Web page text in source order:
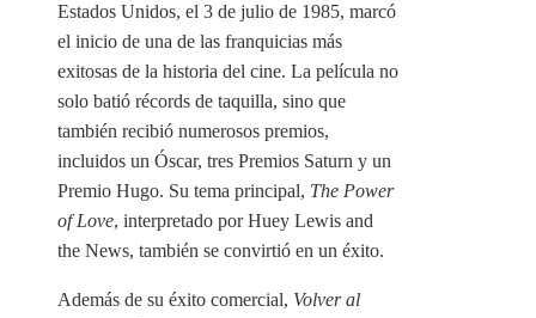
Estados Unidos, el 3 de julio de 1985, marcó
el inicio de una de las franquicias más
exitosas de la historia del cine. La película no
solo batió récords de taquilla, sino que
también recibió numerosos premios,
incluidos un Óscar, tres Premios Saturn y un
Premio Hugo. Su tema principal, The Power
of Love, interpretado por Huey Lewis and
the News, también se convirtió en un éxito.
Además de su éxito comercial, Volver al